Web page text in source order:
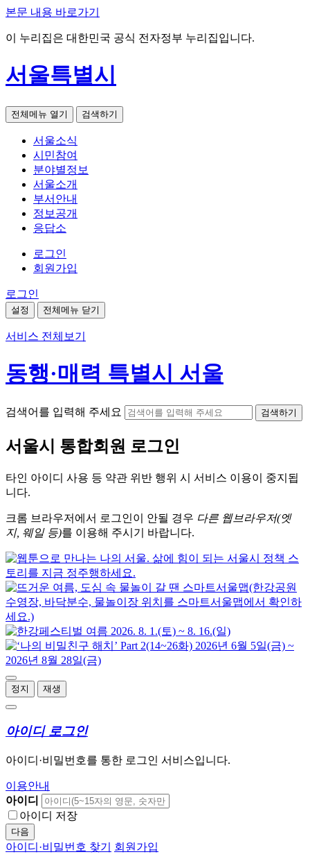
본문 내용 바로가기
이 누리집은 대한민국 공식 전자정부 누리집입니다.
서울특별시
전체메뉴 열기 검색하기
서울소식
시민참여
분야별정보
서울소개
부서안내
정보공개
응답소
로그인
회원가입
로그인
설정 전체메뉴 닫기
서비스 전체보기
동행·매력 특별시 서울
검색어를 입력해 주세요 검색하기
서울시 통합회원 로그인
타인 아이디 사용 등 약관 위반 행위 시 서비스 이용이 중지됩
니다.
크롬 브라우저에서 로그인이 안될 경우 다른 웹브라우저(엣
지, 웨일 등)를 이용해 주시기 바랍니다.
정지 재생
아이디 로그인
아이디·비밀번호를 통한 로그인 서비스입니다.
이용안내
아이디
아이디 저장
다음
아이디·비밀번호 찾기 회원가입